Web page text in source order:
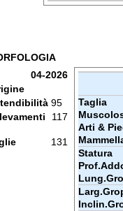
04-2026
95
117
131
Taglia
Arti &
Statura